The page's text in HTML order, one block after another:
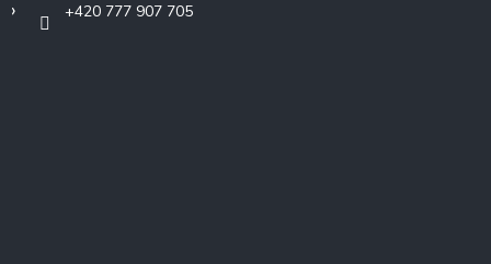
+420 777 907 705